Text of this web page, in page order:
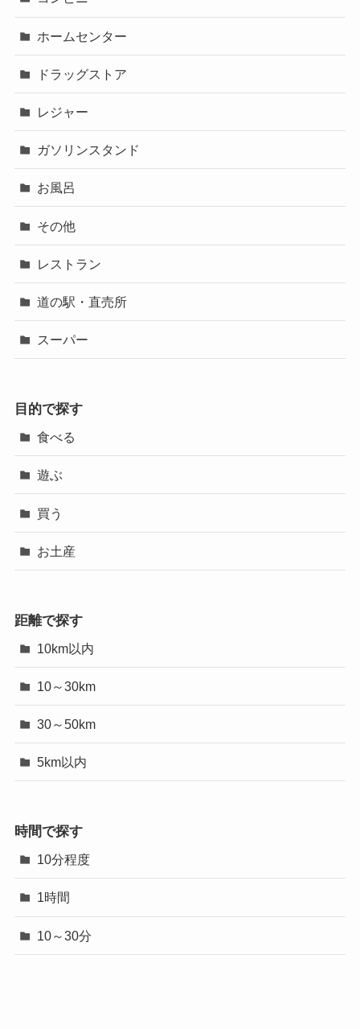
ホームセンター
ドラッグストア
レジャー
ガソリンスタンド
お風呂
その他
レストラン
道の駅・直売所
スーパー
目的で探す
食べる
遊ぶ
買う
お土産
距離で探す
10km以内
10～30km
30～50km
5km以内
時間で探す
10分程度
1時間
10～30分